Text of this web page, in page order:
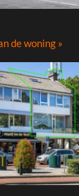
de woning »